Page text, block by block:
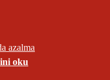
azalma
oku